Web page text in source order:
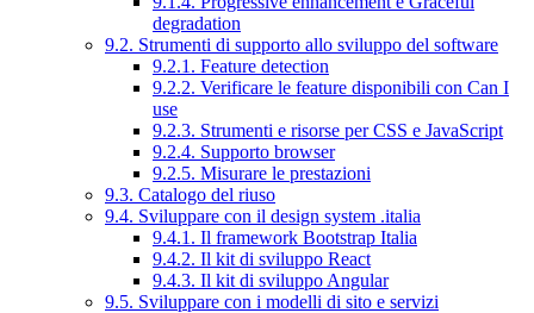
degradation
9.2. Strumenti di supporto allo sviluppo del software
9.2.1. Feature detection
9.2.2. Verificare le feature disponibili con Can I
use
9.2.3. Strumenti e risorse per CSS e JavaScript
9.2.4. Supporto browser
9.2.5. Misurare le prestazioni
9.3. Catalogo del riuso
9.4. Sviluppare con il design system .italia
9.4.1. Il framework Bootstrap Italia
9.4.2. Il kit di sviluppo React
9.4.3. Il kit di sviluppo Angular
9.5. Sviluppare con i modelli di sito e servizi